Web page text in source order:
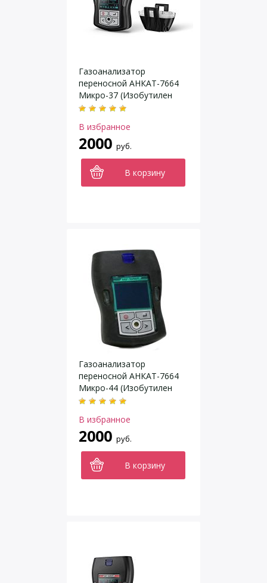
Газоанализатор
переносной АНКАТ-7664
Микро-37 (Изобутилен
IC4H8)
В избранное
2000 руб.
В корзину
Газоанализатор
переносной АНКАТ-7664
Микро-44 (Изобутилен
IC4H8)
В избранное
2000 руб.
В корзину